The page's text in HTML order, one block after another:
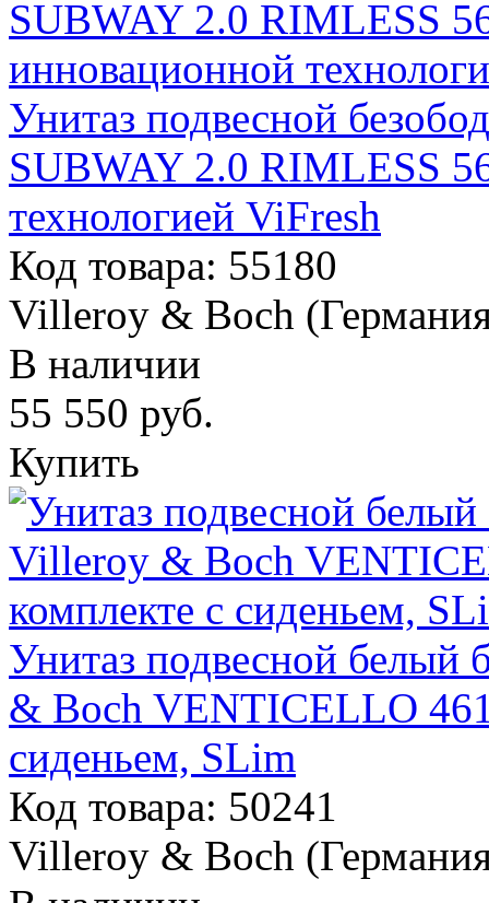
Унитаз подвесной
SUBWAY 2.0 RIMLESS
технологией ViFresh
Код товара: 55180
Villeroy & Boch
В наличии
55 550 руб.
Купить
Унитаз подвесной
& Boch VENTICELLO
сиденьем, SLim
Код товара: 50241
Villeroy & Boch